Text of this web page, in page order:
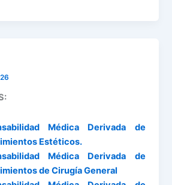
Médica Derivada de
Estéticos.
Médica Derivada de
de Cirugía General